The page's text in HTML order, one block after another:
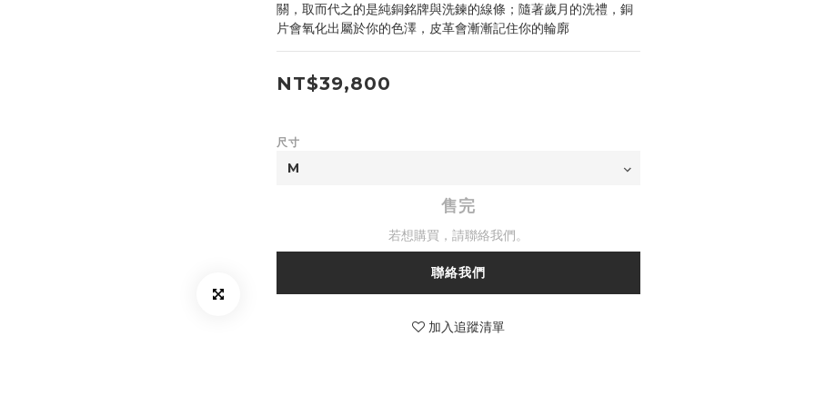
關，取而代之的是純銅銘牌與洗鍊的線條；隨著歲月的洗禮，銅
片會氧化出屬於你的色澤，皮革會漸漸記住你的輪廓
NT$39,800
尺寸
售完
若想購買，請聯絡我們。
聯絡我們
加入追蹤清單